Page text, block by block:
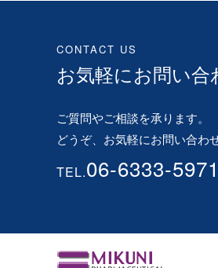
CONTACT US
お気軽にお問い合
ご質問やご相談を承ります。
どうぞ、お気軽にお問い合わ
TEL.06-6333-5971